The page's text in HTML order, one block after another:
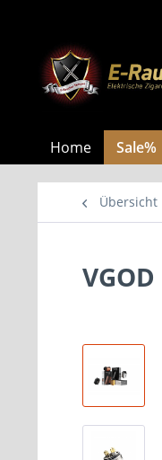
Home Sale%
Übersicht